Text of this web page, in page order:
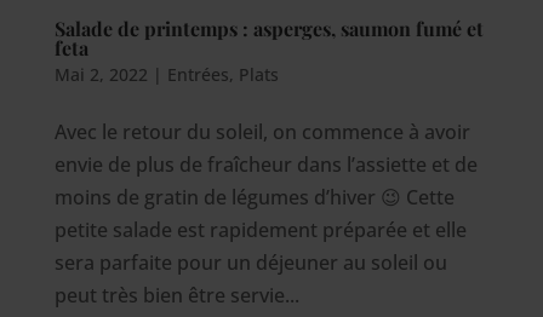
Salade de printemps : asperges, saumon fumé et
feta
Mai 2, 2022 | Entrées, Plats
Avec le retour du soleil, on commence à avoir
envie de plus de fraîcheur dans l’assiette et de
moins de gratin de légumes d’hiver 😉 Cette
petite salade est rapidement préparée et elle
sera parfaite pour un déjeuner au soleil ou
peut très bien être servie...